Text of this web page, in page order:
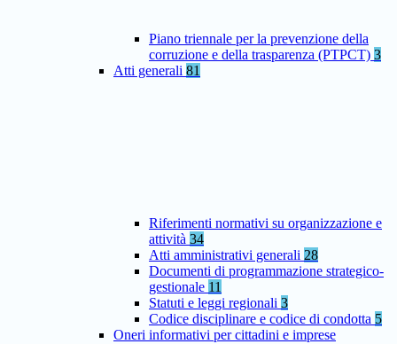
Piano triennale per la prevenzione della
corruzione e della trasparenza (PTPCT) 3
Atti generali 81
Riferimenti normativi su organizzazione e
attività 34
Atti amministrativi generali 28
Documenti di programmazione strategico-
gestionale 11
Statuti e leggi regionali 3
Codice disciplinare e codice di condotta 5
Oneri informativi per cittadini e imprese